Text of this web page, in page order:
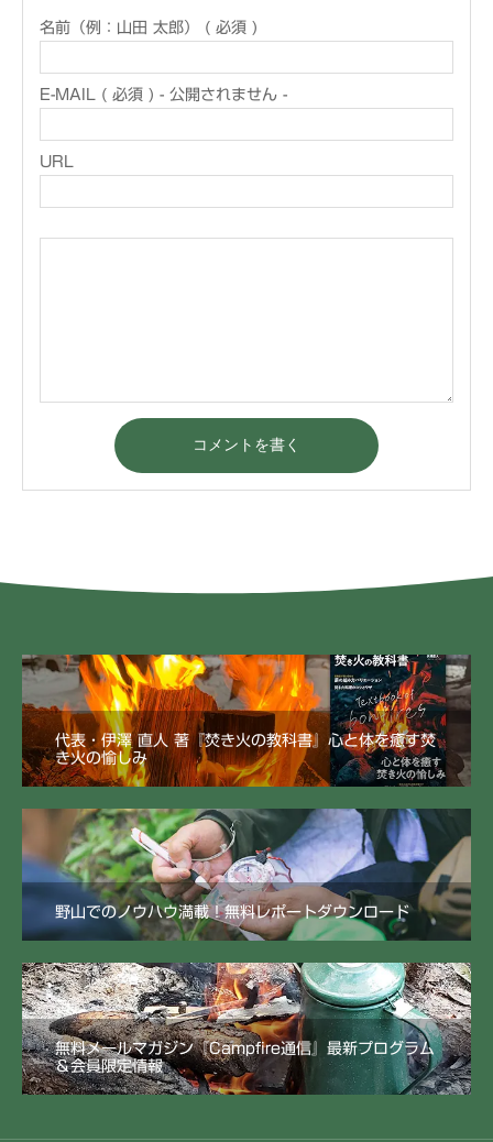
名前（例：山田 太郎） ( 必須 )
E-MAIL ( 必須 ) - 公開されません -
URL
コメントを書く
代表・伊澤 直人 著『焚き火の教科書』心と体を癒す焚
き火の愉しみ
野山でのノウハウ満載！無料レポートダウンロード
無料メールマガジン『Campfire通信』最新プログラム
＆会員限定情報